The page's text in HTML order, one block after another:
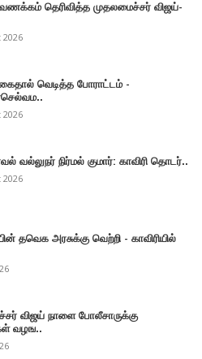
தெரிவித்த முதலமைச்சர் விஜய்-
2026
கைதால் வெடித்த போராட்டம் -
2026
வல்லுநர் நிர்மல் குமார்: காவிரி தொடர்..
2026
தவெக அரசுக்கு வெற்றி - காவிரியில்
விஜய் நாளை போலீசாருக்கு
வழங..